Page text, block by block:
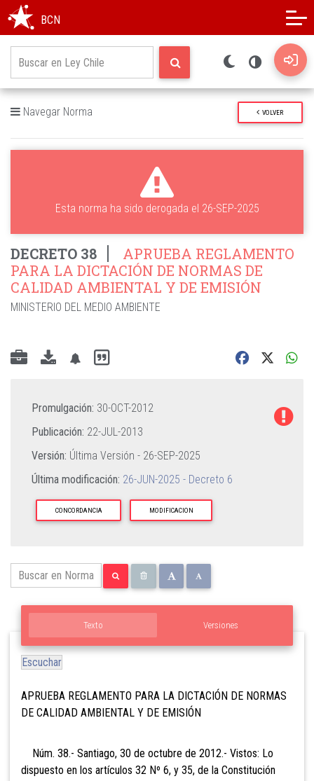
BCN
Navegar Norma VOLVER
Esta norma ha sido derogada el 26-SEP-2025
DECRETO 38
APRUEBA REGLAMENTO
PARA LA DICTACIÓN DE NORMAS DE
CALIDAD AMBIENTAL Y DE EMISIÓN
MINISTERIO DEL MEDIO AMBIENTE
Promulgación: 30-OCT-2012
Publicación: 22-JUL-2013
Versión: Última Versión - 26-SEP-2025
Última modificación: 26-JUN-2025 - Decreto 6
CONCORDANCIA MODIFICACION
Texto Versiones
Escuchar
APRUEBA REGLAMENTO PARA LA DICTACIÓN DE NORMAS
DE CALIDAD AMBIENTAL Y DE EMISIÓN
Núm. 38.- Santiago, 30 de octubre de 2012.- Vistos: Lo
dispuesto en los artículos 32 Nº 6, y 35, de la Constitución